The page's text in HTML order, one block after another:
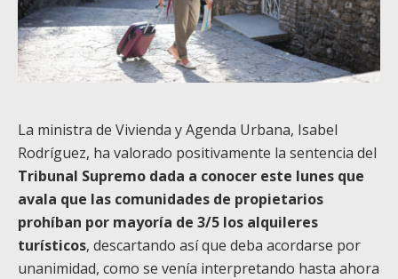
La ministra de Vivienda y Agenda Urbana, Isabel
Rodríguez, ha valorado positivamente la sentencia del
Tribunal Supremo dada a conocer este lunes que
avala que las comunidades de propietarios
prohíban por mayoría de 3/5 los alquileres
turísticos, descartando así que deba acordarse por
unanimidad, como se venía interpretando hasta ahora